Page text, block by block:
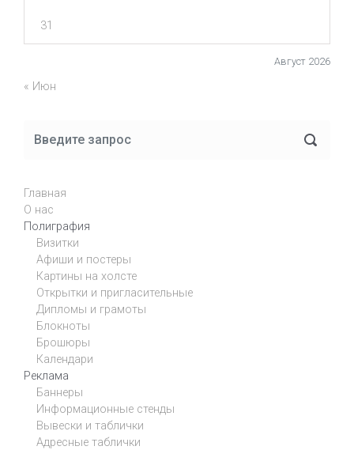
Август 2026
31
« Июн
Главная
О нас
Полиграфия
Визитки
Афиши и постеры
Картины на холсте
Открытки и пригласительные
Дипломы и грамоты
Блокноты
Брошюры
Календари
Реклама
Баннеры
Информационные стенды
Вывески и таблички
Адресные таблички